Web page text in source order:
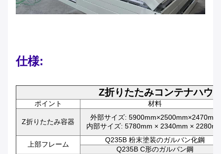
仕様:
Z折りたたみコンテナハウ
ポイント 材料
Z折りたたみ容器
外部サイズ: 5900mm×2500mm×2470mm
内部サイズ: 5780mm × 2340mm ×
上部フレーム
Q235B 粉末塗装のガルバン化鋼
Q235B C形のガルバン鋼